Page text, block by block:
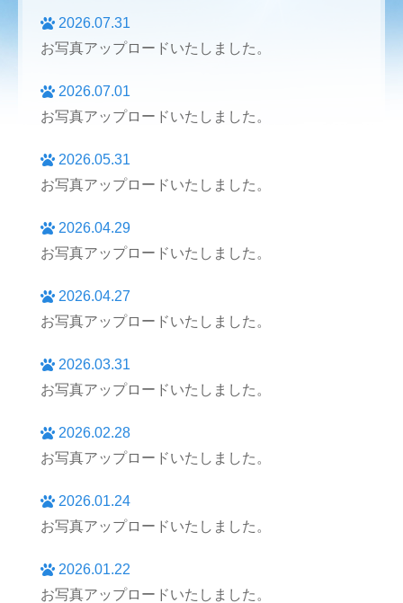
2026.07.31
お写真アップロードいたしました。
2026.07.01
お写真アップロードいたしました。
2026.05.31
お写真アップロードいたしました。
2026.04.29
お写真アップロードいたしました。
2026.04.27
お写真アップロードいたしました。
2026.03.31
お写真アップロードいたしました。
2026.02.28
お写真アップロードいたしました。
2026.01.24
お写真アップロードいたしました。
2026.01.22
お写真アップロードいたしました。